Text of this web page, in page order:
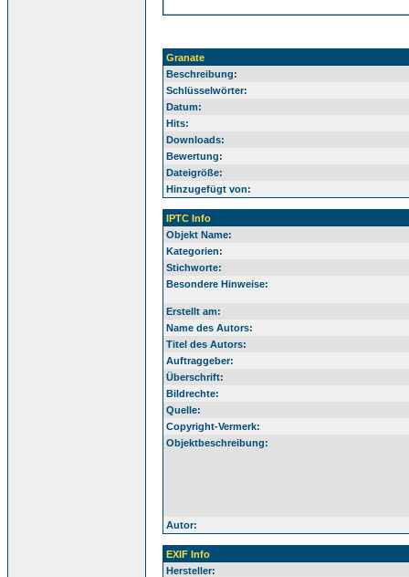
Granate
Beschreibung:
Schlüsselwörter:
Datum:
Hits:
Downloads:
Bewertung:
Dateigröße:
Hinzugefügt von:
IPTC Info
Objekt Name:
Kategorien:
Stichworte:
Besondere Hinweise:
Erstellt am:
Name des Autors:
Titel des Autors:
Auftraggeber:
Überschrift:
Bildrechte:
Quelle:
Copyright-Vermerk:
Objektbeschreibung:
Autor:
EXIF Info
Hersteller: